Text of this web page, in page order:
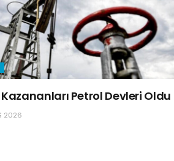
Kazananları Petrol Devleri Oldu
2026